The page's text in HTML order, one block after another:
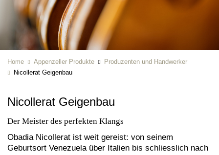
Home Appenzeller Produkte
Produzenten und Handwerker
Nicollerat Geigenbau
Nicollerat Geigenbau
Der Meister des perfekten Klangs
Obadia Nicollerat ist weit gereist: von seinem
Geburtsort Venezuela über Italien bis schliesslich nach